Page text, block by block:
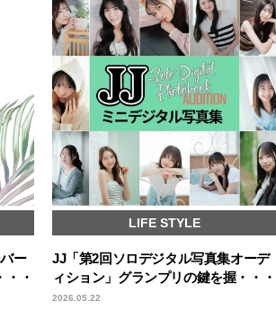
ー
・
LIFE STYLE
JJ「第2回ソロデジタル写真集オーデ
ィション」グランプリの鍵を握・・・
2026.05.22